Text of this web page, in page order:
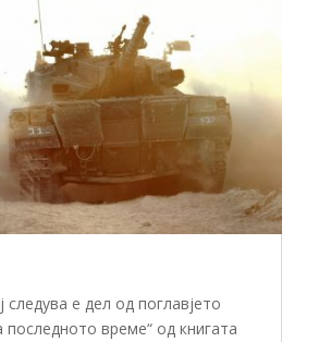
следува е дел од поглавјето
последното време“ од книгата